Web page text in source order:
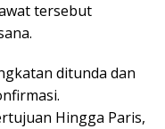
tersebut
ditunda dan
Hingga Paris,